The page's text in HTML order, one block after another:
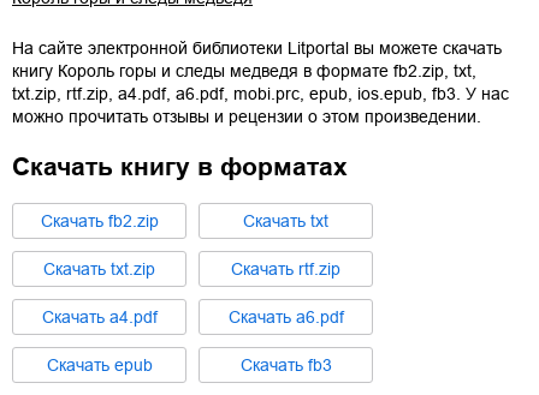
На сайте электронной библиотеки Litportal вы можете скачать
книгу Король горы и следы медведя в формате fb2.zip, txt,
txt.zip, rtf.zip, a4.pdf, a6.pdf, mobi.prc, epub, ios.epub, fb3. У нас
можно прочитать отзывы и рецензии о этом произведении.
Скачать книгу в форматах
Cкачать fb2.zip Cкачать txt
Cкачать txt.zip Cкачать rtf.zip
Cкачать a4.pdf Cкачать a6.pdf
Cкачать epub Cкачать fb3